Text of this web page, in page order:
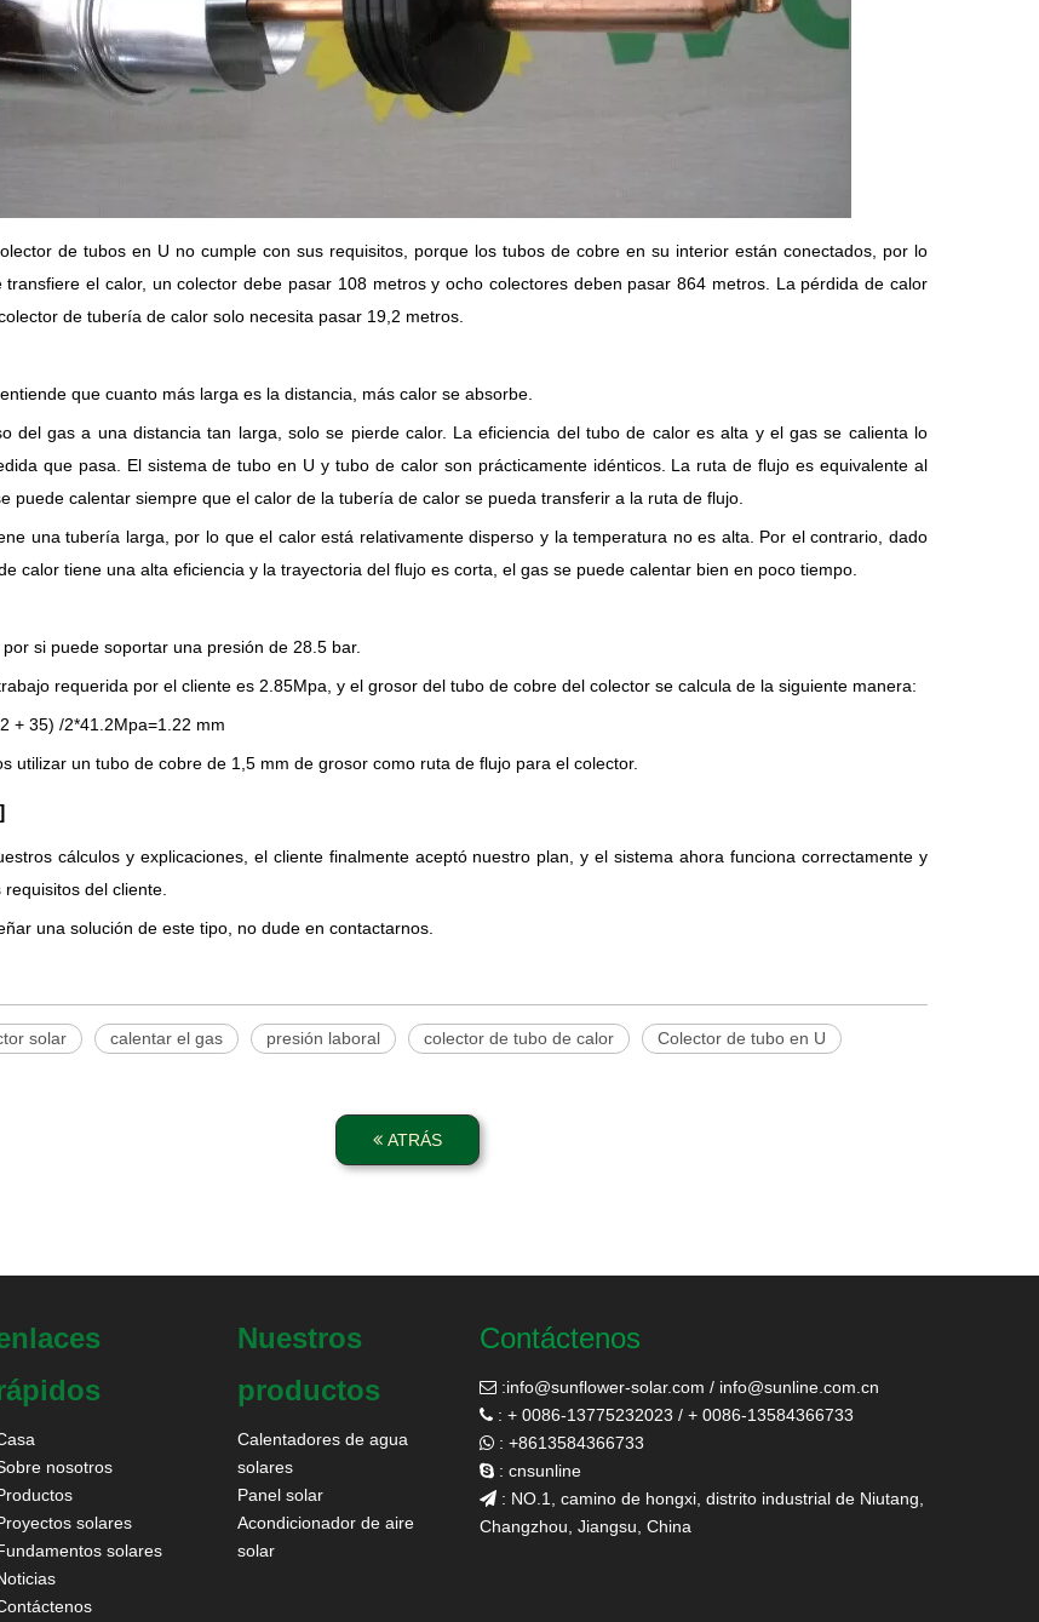
de tubos en U no cumple con sus requisitos, porque los tubos de cobre en su interior están conectados, por lo
transfiere el calor, un colector debe pasar 108 metros y ocho colectores deben pasar 864 metros. La pérdida de calor
de tubería de calor solo necesita pasar 19,2 metros.
que cuanto más larga es la distancia, más calor se absorbe.
del gas a una distancia tan larga, solo se pierde calor. La eficiencia del tubo de calor es alta y el gas se calienta lo
que pasa. El sistema de tubo en U y tubo de calor son prácticamente idénticos. La ruta de flujo es equivalente al
puede calentar siempre que el calor de la tubería de calor se pueda transferir a la ruta de flujo.
una tubería larga, por lo que el calor está relativamente disperso y la temperatura no es alta. Por el contrario, dado
calor tiene una alta eficiencia y la trayectoria del flujo es corta, el gas se puede calentar bien en poco tiempo.
si puede soportar una presión de 28.5 bar.
requerida por el cliente es 2.85Mpa, y el grosor del tubo de cobre del colector se calcula de la siguiente manera:
+ 35) /2*41.2Mpa=1.22 mm
utilizar un tubo de cobre de 1,5 mm de grosor como ruta de flujo para el colector.
cálculos y explicaciones, el cliente finalmente aceptó nuestro plan, y el sistema ahora funciona correctamente y
del cliente.
una solución de este tipo, no dude en contactarnos.
solar calentar el gas presión laboral colector de tubo de calor Colector de tubo en U
ATRÁS
nosotros
solares
solares
Nuestros
productos
Calentadores de agua
solares
Panel solar
Acondicionador de aire
solar
Contáctenos
 :info@sunflower-solar.com / info@sunline.com.cn
 : + 0086-13775232023 / + 0086-13584366733
 : +8613584366733
 : cnsunline
 : NO.1, camino de hongxi, distrito industrial de Niutang,
Changzhou, Jiangsu, China